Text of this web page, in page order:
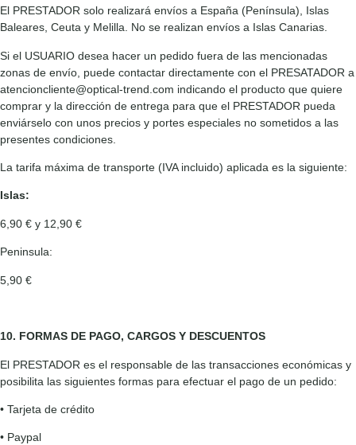
El PRESTADOR solo realizará envíos a España (Península), Islas
Baleares, Ceuta y Melilla. No se realizan envíos a Islas Canarias.
Si el USUARIO desea hacer un pedido fuera de las mencionadas
zonas de envío, puede contactar directamente con el PRESATADOR a
atencioncliente@optical-trend.com indicando el producto que quiere
comprar y la dirección de entrega para que el PRESTADOR pueda
enviárselo con unos precios y portes especiales no sometidos a las
presentes condiciones.
La tarifa máxima de transporte (IVA incluido) aplicada es la siguiente:
Islas:
6,90 € y 12,90 €
Peninsula:
5,90 €
10. FORMAS DE PAGO, CARGOS Y DESCUENTOS
El PRESTADOR es el responsable de las transacciones económicas y
posibilita las siguientes formas para efectuar el pago de un pedido:
• Tarjeta de crédito
• Paypal